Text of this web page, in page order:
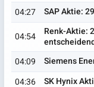
04:27
SAP Aktie:
04:54
Renk-Aktie:
04:09
Siemens
04:36
SK Hynix